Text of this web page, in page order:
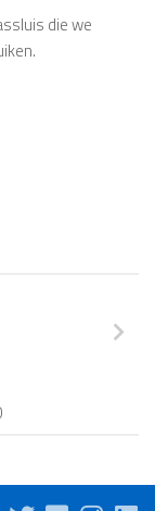
die we